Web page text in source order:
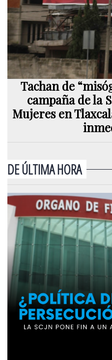
Tachan de
campaña de la
Mujeres en
DE ÚLTIMA HORA